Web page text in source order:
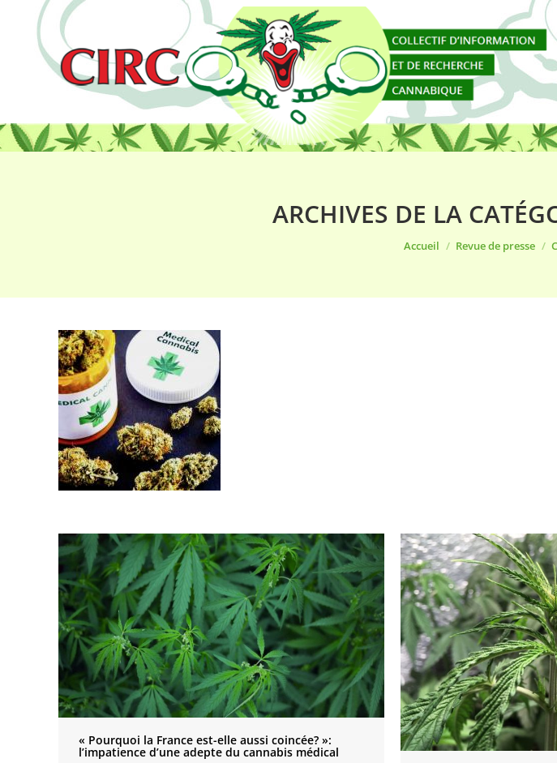
ARCHIVES DE LA
Accueil Revue de presse
« Pourquoi la France est-elle aussi coincée? »:
l’impatience d’une adepte du cannabis médical